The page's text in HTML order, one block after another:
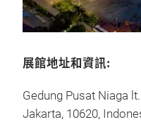
展館地址和資訊:
Gedung Pusat Niaga
Jakarta, 10620,